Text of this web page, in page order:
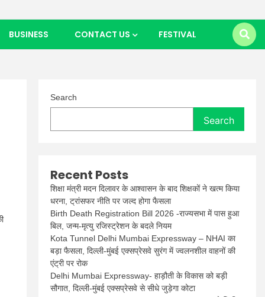
BUSINESS CONTACT US FESTIVAL
Search
Search
Recent Posts
शिक्षा मंत्री मदन दिलावर के आश्वासन के बाद शिक्षकों ने खत्म किया
धरना, ट्रांसफर नीति पर जल्द होगा फैसला
Birth Death Registration Bill 2026 -राज्यसभा में पास हुआ
बिल, जन्म-मृत्यु रजिस्ट्रेशन के बदले नियम
Kota Tunnel Delhi Mumbai Expressway – NHAI का
बड़ा फैसला, दिल्ली-मुंबई एक्सप्रेसवे सुरंग में ज्वलनशील वाहनों की
एंट्री पर रोक
Delhi Mumbai Expressway- हाड़ौती के विकास को बड़ी
सौगात, दिल्ली-मुंबई एक्सप्रेसवे से सीधे जुड़ेगा कोटा